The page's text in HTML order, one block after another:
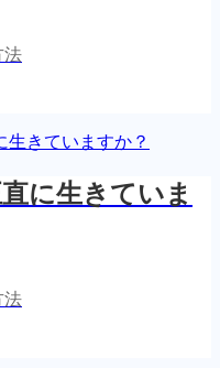
法
に生きていま
法